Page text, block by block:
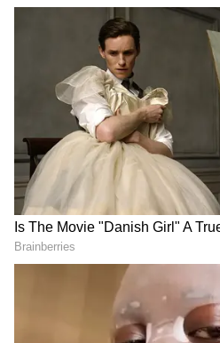
డ్రగ్స్ రహిత సమాజం కోసం మోదీ
మాస్టర్ ప్లాన్ | Nasha Mukt
Yuva for Viksit Bharat
Explained
LATEST VIDEOS
ప్రెస్ మీట్ పెట్టి మరీ జగన్
హోమ్ మంత్రి అనిత | Anitha
Strong Counter to Jagan